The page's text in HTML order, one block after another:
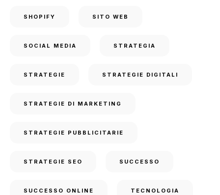
SHOPIFY SITO WEB
SOCIAL MEDIA STRATEGIA
STRATEGIE STRATEGIE DIGITALI
STRATEGIE DI MARKETING
STRATEGIE PUBBLICITARIE
STRATEGIE SEO SUCCESSO
SUCCESSO ONLINE TECNOLOGIA